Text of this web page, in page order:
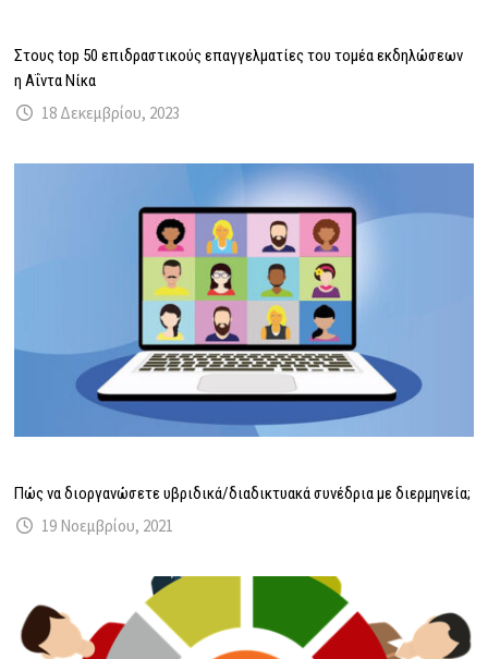
Στους top 50 επιδραστικούς επαγγελματίες του τομέα εκδηλώσεων
η Αΐντα Νίκα
18 Δεκεμβρίου, 2023
Πώς να διοργανώσετε υβριδικά/διαδικτυακά συνέδρια με διερμηνεία;
19 Νοεμβρίου, 2021